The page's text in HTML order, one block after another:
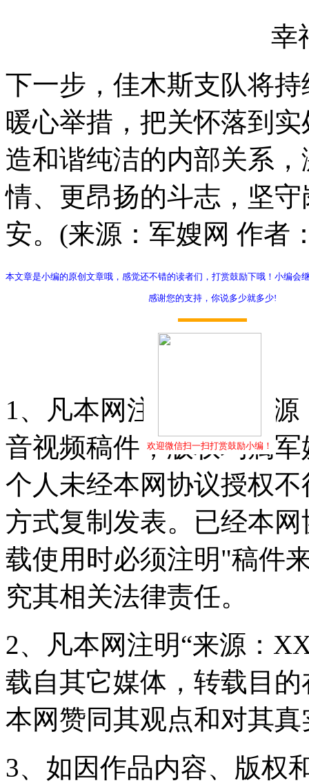
幸
下一步，佳木斯支队将
暖心举措，把关怀落到
造和谐纯洁的内部关系
情、更昂扬的斗志，坚
安。(来源：军嫂网 作者
本文章是小编的原创文章哦，感觉还不错的读者们，打赏鼓励下哦！小编会
感谢您的支持，你说多少就多少!
欢迎微信扫一扫打赏鼓励小编！
1、凡本网注明"稿件来
音视频稿件，版权均属
个人未经本网协议授权
方式复制发表。已经本
载使用时必须注明"稿件
究其相关法律责任。
2、凡本网注明“来源：
载自其它媒体，转载目
本网赞同其观点和对其
3、如因作品内容、版权